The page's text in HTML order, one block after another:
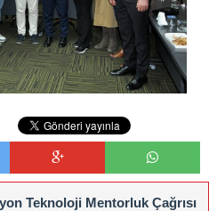
Teknoloji Mentorluk Çağrısı